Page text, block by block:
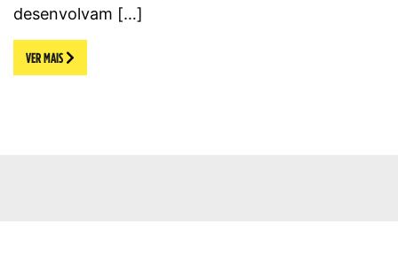
desenvolvam […]
VER MAIS